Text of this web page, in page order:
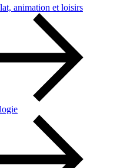
animation et loisirs